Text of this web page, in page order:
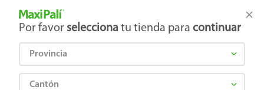
Tienda Maxi Palí
Por favor selecciona tu tienda para continuar
Provincia
Cantón